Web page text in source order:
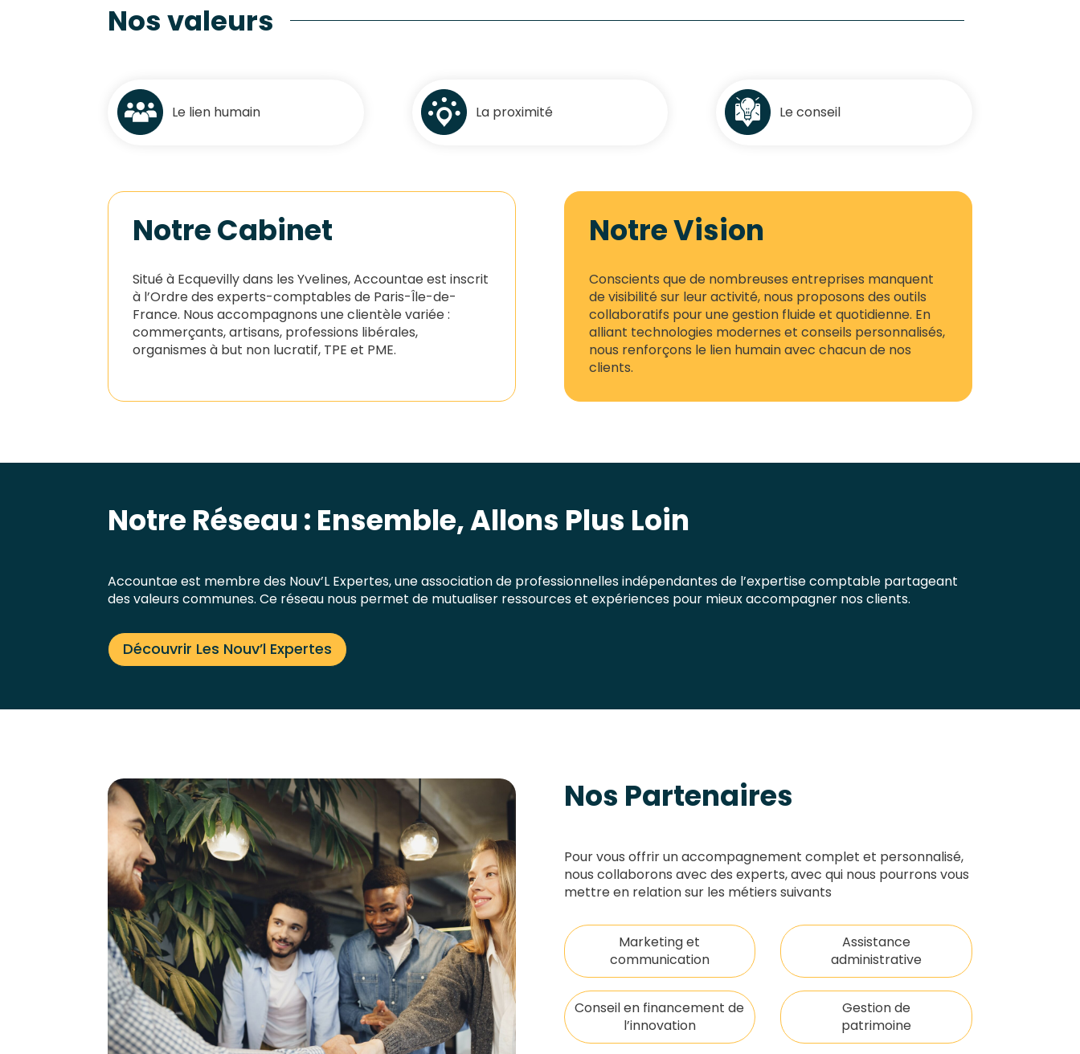
Nos valeurs
Le lien humain La proximité Le conseil
Notre Cabinet
Situé à Ecquevilly dans les Yvelines, Accountae est inscrit
à l’Ordre des experts-comptables de Paris-Île-de-
France. Nous accompagnons une clientèle variée :
commerçants, artisans, professions libérales,
organismes à but non lucratif, TPE et PME.
Notre Vision
Conscients que de nombreuses entreprises manquent
de visibilité sur leur activité, nous proposons des outils
collaboratifs pour une gestion fluide et quotidienne. En
alliant technologies modernes et conseils personnalisés,
nous renforçons le lien humain avec chacun de nos
clients.
Notre Réseau : Ensemble, Allons Plus Loin
Accountae est membre des Nouv’L Expertes, une association de professionnelles indépendantes de l’expertise comptable partageant
des valeurs communes. Ce réseau nous permet de mutualiser ressources et expériences pour mieux accompagner nos clients.
Découvrir Les Nouv’l Expertes
Nos Partenaires
Pour vous offrir un accompagnement complet et personnalisé,
nous collaborons avec des experts, avec qui nous pourrons vous
mettre en relation sur les métiers suivants
Marketing et
communication
Conseil en financement de
l’innovation
Assistance
administrative
Gestion de
patrimoine